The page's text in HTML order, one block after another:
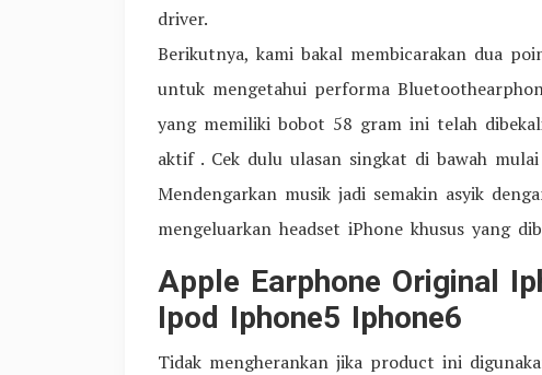
driver.
Berikutnya, kami bakal membicarakan dua
untuk mengetahui performa
yang memiliki bobot 58 gram ini telah
aktif . Cek dulu ulasan singkat di bawah
Mendengarkan musik jadi semakin asyik
mengeluarkan headset iPhone khusus yang
Apple Earphone Original
Ipod Iphone5 Iphone6
Tidak mengherankan jika product ini